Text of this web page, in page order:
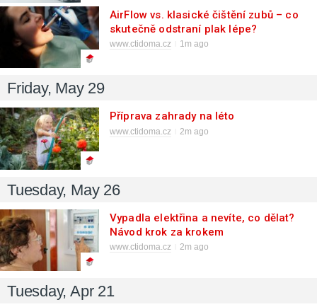
AirFlow vs. klasické čištění zubů – co
skutečně odstraní plak lépe?
www.ctidoma.cz 1m ago
Friday, May 29
Příprava zahrady na léto
www.ctidoma.cz 2m ago
Tuesday, May 26
Vypadla elektřina a nevíte, co dělat?
Návod krok za krokem
www.ctidoma.cz 2m ago
Tuesday, Apr 21